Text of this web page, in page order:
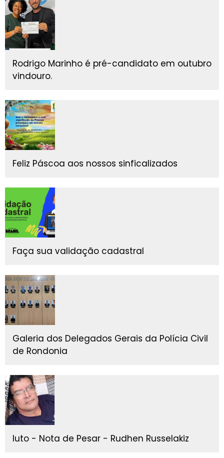
Rodrigo Marinho é pré-candidato em outubro
vindouro.
Feliz Páscoa aos nossos sinficalizados
Faça sua validação cadastral
Galeria dos Delegados Gerais da Polícia Civil
de Rondonia
luto - Nota de Pesar - Rudhen Russelakiz